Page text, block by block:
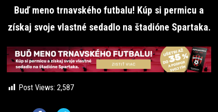
Buď meno trnavského futbalu! Kúp si permicu a
získaj svoje vlastné sedadlo na štadióne Spartaka.
Post Views: 2,587